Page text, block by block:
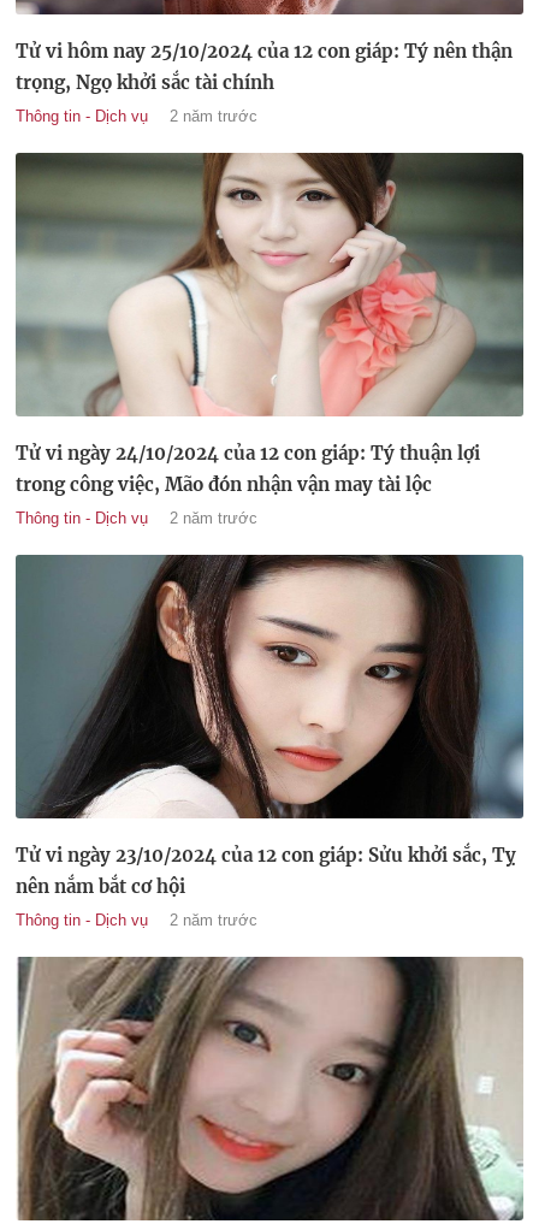
Tử vi hôm nay 25/10/2024 của 12 con giáp: Tý nên thận
trọng, Ngọ khởi sắc tài chính
Thông tin - Dịch vụ 2 năm trước
Tử vi ngày 24/10/2024 của 12 con giáp: Tý thuận lợi
trong công việc, Mão đón nhận vận may tài lộc
Thông tin - Dịch vụ 2 năm trước
Tử vi ngày 23/10/2024 của 12 con giáp: Sửu khởi sắc, Tỵ
nên nắm bắt cơ hội
Thông tin - Dịch vụ 2 năm trước